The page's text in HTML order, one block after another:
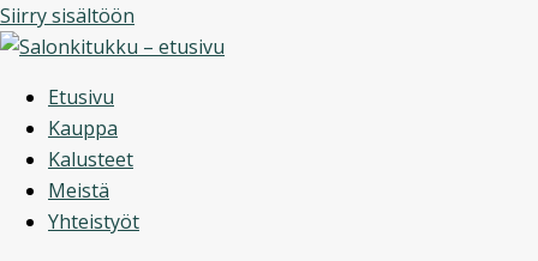
Siirry sisältöön
Etusivu
Kauppa
Kalusteet
Meistä
Yhteistyöt